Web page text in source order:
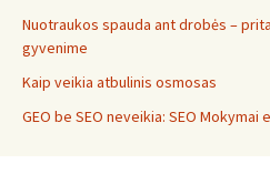
Nuotraukos spauda ant drobės –
gyvenime
Kaip veikia atbulinis osmosas
GEO be SEO neveikia: SEO